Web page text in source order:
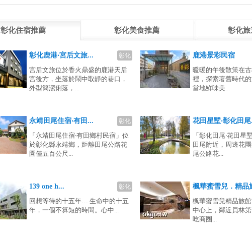
彰化住宿推薦 彰化美食推薦 彰化
彰化
彰化鹿港‧宮后文旅...
宮后文旅位於香火鼎盛的鹿港天后
宮後方，坐落於鬧中取靜的巷口，
外型簡潔俐落，...
鹿港景彩民宿
暖暖的午後散策在
裡，探索著舊時代
當地鮮味美...
彰化
永靖田尾住宿‧有田...
「永靖田尾住宿‧有田鄉村民宿」位
於彰化縣永靖鄉，距離田尾公路花
園僅五百公尺...
花田星墅‧彰化田
「彰化田尾‧花田星
田尾附近，周邊花
尾公路花...
彰化
139 one h...
回想等待的十五年… 生命中的十五
年，一個不算短的時間。心中...
楓華蜜雪兒．精品
楓華蜜雪兒精品旅
中心上，鄰近員林
吃商圈...